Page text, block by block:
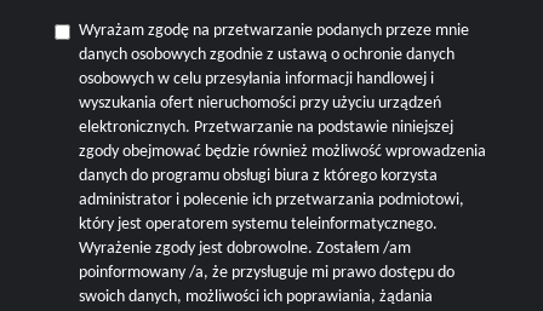
Wyrażam zgodę na przetwarzanie podanych przeze mnie
danych osobowych zgodnie z ustawą o ochronie danych
osobowych w celu przesyłania informacji handlowej i
wyszukania ofert nieruchomości przy użyciu urządzeń
elektronicznych. Przetwarzanie na podstawie niniejszej
zgody obejmować będzie również możliwość wprowadzenia
danych do programu obsługi biura z którego korzysta
administrator i polecenie ich przetwarzania podmiotowi,
który jest operatorem systemu teleinformatycznego.
Wyrażenie zgody jest dobrowolne. Zostałem /am
poinformowany /a, że przysługuje mi prawo dostępu do
swoich danych, możliwości ich poprawiania, żądania